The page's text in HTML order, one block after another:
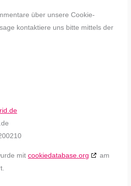
über unsere Cookie-
kontaktiere uns bitte mittels der
mitcookiedatabase.org
am